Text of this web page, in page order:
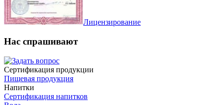
Лицензирование
Нас спрашивают
Сертификация продукции
Пищевая продукция
Напитки
Сертификация напитков